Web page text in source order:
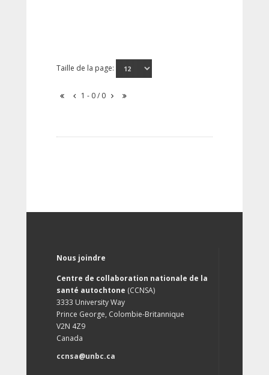
Taille de la page:
1 - 0 / 0
Nous joindre
Centre de collaboration nationale de la
santé autochtone (CCNSA)
3333 University Way
Prince George, Colombie-Britannique
V2N 4Z9
Canada
ccnsa@unbc.ca